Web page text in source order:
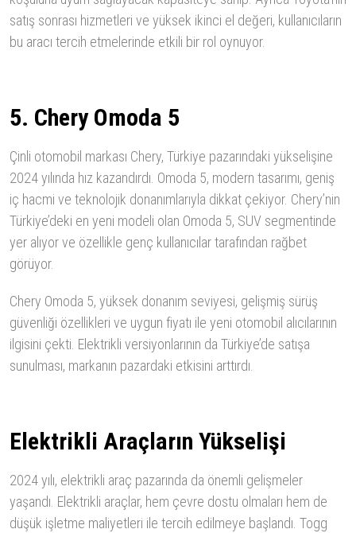
satış sonrası hizmetleri ve yüksek ikinci el değeri, kullanıcıların
bu aracı tercih etmelerinde etkili bir rol oynuyor.
5. Chery Omoda 5
Çinli otomobil markası Chery, Türkiye pazarındaki yükselişine
2024 yılında hız kazandırdı. Omoda 5, modern tasarımı, geniş
iç hacmi ve teknolojik donanımlarıyla dikkat çekiyor. Chery’nin
Türkiye’deki en yeni modeli olan Omoda 5, SUV segmentinde
yer alıyor ve özellikle genç kullanıcılar tarafından rağbet
görüyor.
Chery Omoda 5, yüksek donanım seviyesi, gelişmiş sürüş
güvenliği özellikleri ve uygun fiyatı ile yeni otomobil alıcılarının
ilgisini çekti. Elektrikli versiyonlarının da Türkiye’de satışa
sunulması, markanın pazardaki etkisini arttırdı.
Elektrikli Araçların Yükselişi
2024 yılı, elektrikli araç pazarında da önemli gelişmeler
yaşandı. Elektrikli araçlar, hem çevre dostu olmaları hem de
düşük işletme maliyetleri ile tercih edilmeye başlandı. Togg